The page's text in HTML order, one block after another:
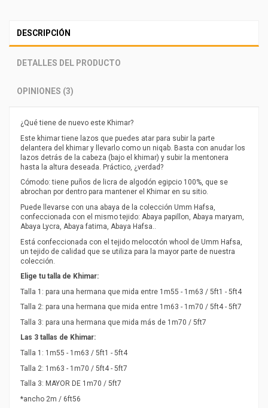
DESCRIPCIÓN
DETALLES DEL PRODUCTO
OPINIONES (3)
¿Qué tiene de nuevo este Khimar?
Este khimar tiene lazos que puedes atar para subir la parte
delantera del khimar y llevarlo como un niqab. Basta con anudar los
lazos detrás de la cabeza (bajo el khimar) y subir la mentonera
hasta la altura deseada. Práctico, ¿verdad?
Cómodo: tiene puños de licra de algodón egipcio 100%, que se
abrochan por dentro para mantener el Khimar en su sitio.
Puede llevarse con una abaya de la colección Umm Hafsa,
confeccionada con el mismo tejido: Abaya papillon, Abaya maryam,
Abaya Lycra, Abaya fatima, Abaya Hafsa..
Está confeccionada con el tejido melocotón whool de Umm Hafsa,
un tejido de calidad que se utiliza para la mayor parte de nuestra
colección.
Elige tu talla de Khimar:
Talla 1: para una hermana que mida entre 1m55 - 1m63 / 5ft1 - 5ft4
Talla 2: para una hermana que mida entre 1m63 - 1m70 / 5ft4 - 5ft7
Talla 3: para una hermana que mida más de 1m70 / 5ft7
Las 3 tallas de Khimar:
Talla 1: 1m55 - 1m63 / 5ft1 - 5ft4
Talla 2: 1m63 - 1m70 / 5ft4 - 5ft7
Talla 3: MAYOR DE 1m70 / 5ft7
*ancho 2m / 6ft56